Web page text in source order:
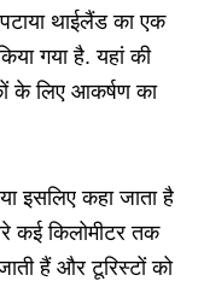
थाईलैंड का एक
गया है. यहां की
के लिए आकर्षण का
इसलिए कहा जाता है
कई किलोमीटर तक
हैं और टूरिस्टों को